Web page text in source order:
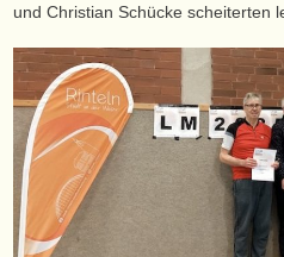
und Christian Schücke scheiterten